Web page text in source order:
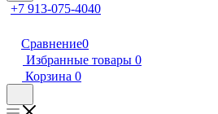
+7 913-075-4040
Сравнение0
Избранные товары 0
Корзина 0